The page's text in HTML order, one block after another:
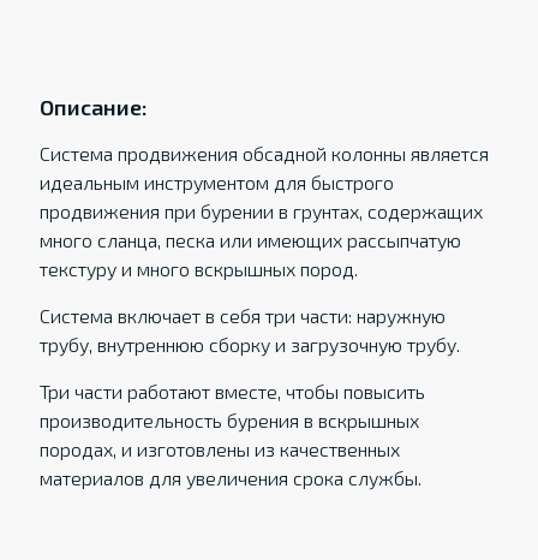
Описание:
Система продвижения обсадной колонны является
идеальным инструментом для быстрого
продвижения при бурении в грунтах, содержащих
много сланца, песка или имеющих рассыпчатую
текстуру и много вскрышных пород.
Система включает в себя три части: наружную
трубу, внутреннюю сборку и загрузочную трубу.
Три части работают вместе, чтобы повысить
производительность бурения в вскрышных
породах, и изготовлены из качественных
материалов для увеличения срока службы.